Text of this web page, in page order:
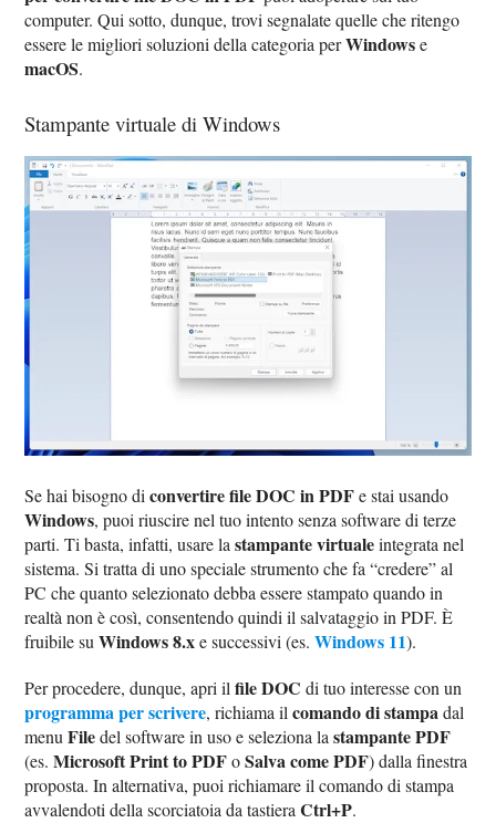
computer. Qui sotto, dunque, trovi segnalate quelle che ritengo
essere le migliori soluzioni della categoria perWindowse
macOS.
Stampante virtuale di Windows
Se hai bisogno diconvertire file DOC in PDFe stai usando
Windows, puoi riuscire nel tuo intento senza software di terze
parti. Ti basta, infatti, usare lastampante virtualeintegrata nel
sistema. Si tratta di uno speciale strumento che fa “credere” al
PC che quanto selezionato debba essere stampato quando in
realtà non è così, consentendo quindi il salvataggio in PDF. È
fruibile suWindows 8.xe successivi (es.Windows 11).
Per procedere, dunque, apri ilfile DOC di tuo interesse con un
programma per scrivere, richiama ilcomando di stampadal
menuFiledel software in uso e seleziona lastampante PDF
(es.Microsoft Print to PDFoSalva come PDF) dalla finestra
proposta. In alternativa, puoi richiamare il comando di stampa
avvalendoti della scorciatoia da tastieraCtrl+P.